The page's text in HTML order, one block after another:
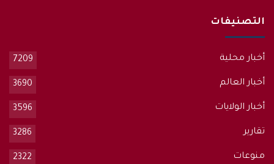
التصنيفات
أخبار محلية 7209
أخبار العالم 3690
أخبار الولايات 3596
تقارير 3286
منوعات 2322